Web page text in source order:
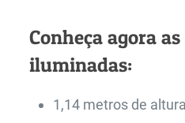
Conheça agora
iluminadas:
1,14 metros de